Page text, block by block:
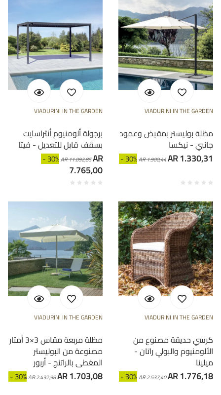
VIADURINI IN THE GARDEN
برجولة ألومنيوم أنثراسايت
بسقف قابل للتعديل - فيتا
- 30%AR 11.092,85AR
7.765,00
VIADURINI IN THE GARDEN
مظلة بوليستر بمقبض وعمود
جانبي - نيكسا
- 30%AR 1.900,44AR 1.330,31
VIADURINI IN THE GARDEN
مظلة مربعة مقاس 3×3 أمتار
مصنوعة من البوليستر
المغطى بالراتنج - أربور
- 30%AR 2.432,98AR 1.703,08
VIADURINI IN THE GARDEN
كرسي حديقة مصنوع من
الألومنيوم والبولي راتان -
ميلينا
- 30%AR 2.537,40AR 1.776,18